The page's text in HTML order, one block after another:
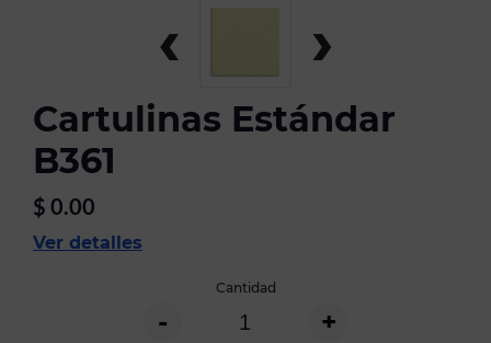
‹ ›
Cartulinas Estándar
B361
$ 0.00
Ver detalles
Cantidad
- +